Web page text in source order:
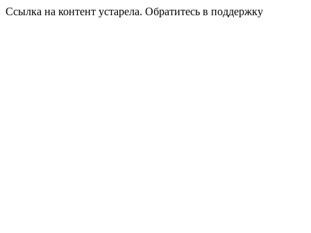
Ссылка на контент устарела. Обратитесь в поддержку